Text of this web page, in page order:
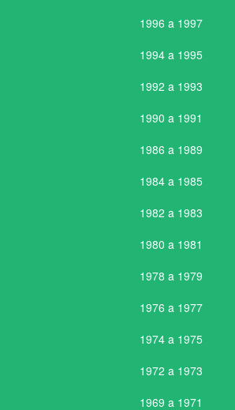
1996 a 1997
1994 a 1995
1992 a 1993
1990 a 1991
1986 a 1989
1984 a 1985
1982 a 1983
1980 a 1981
1978 a 1979
1976 a 1977
1974 a 1975
1972 a 1973
1969 a 1971